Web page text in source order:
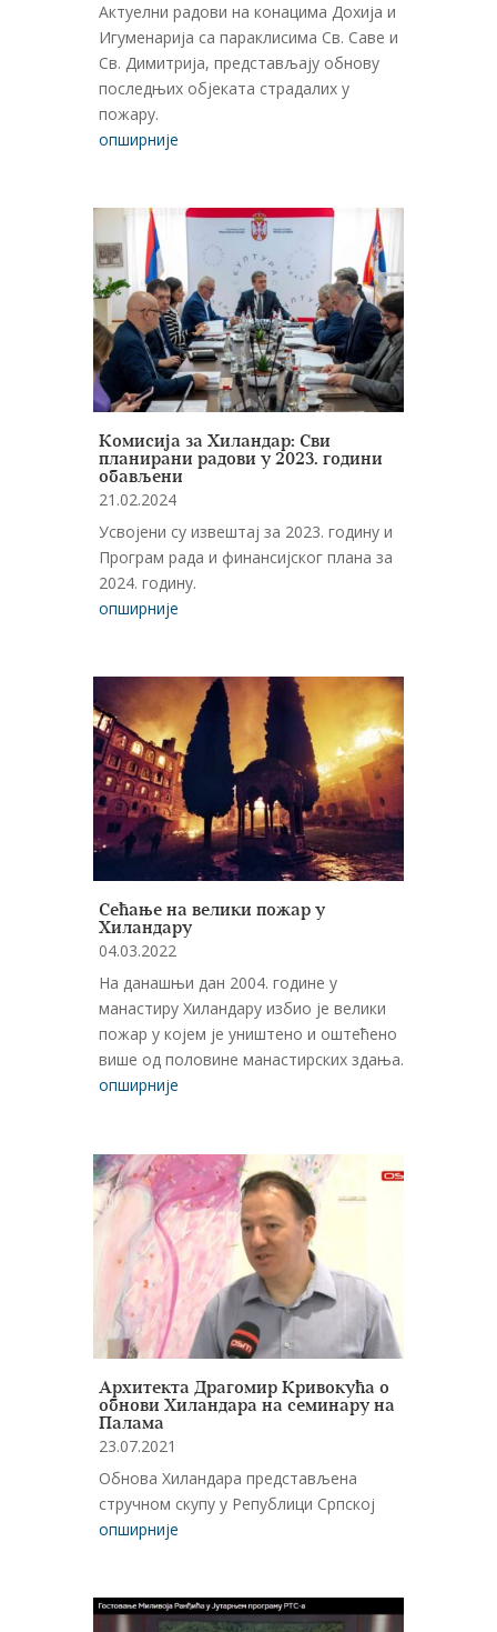
Актуелни радови на конацима Дохија и
Игуменарија са параклисима Св. Саве и
Св. Димитрија, представљају обнову
последњих објеката страдалих у
пожару.
опширније
Комисија за Хиландар: Сви
планирани радови у 2023. години
обављени
21.02.2024
Усвојени су извештај за 2023. годину и
Програм рада и финансијског плана за
2024. годину.
опширније
Сећање на велики пожар у
Хиландару
04.03.2022
На данашњи дан 2004. године у
манастиру Хиландару избио је велики
пожар у којем је уништено и оштећено
више од половине манастирских здања.
опширније
Архитекта Драгомир Кривокућа о
обнови Хиландара на семинару на
Палама
23.07.2021
Обнова Хиландара представљена
стручном скупу у Републици Српској
опширније